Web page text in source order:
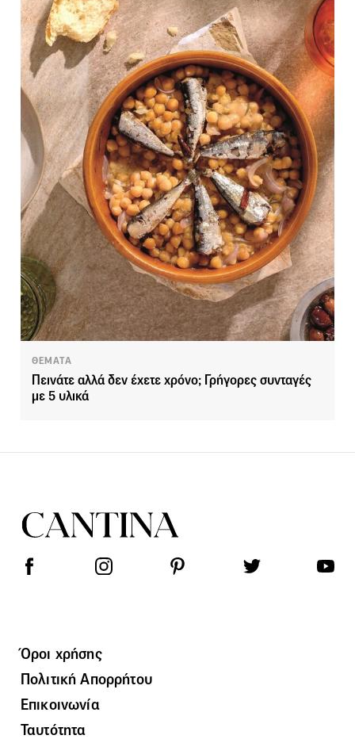
ΘΕΜΑΤΑ
Πεινάτε αλλά δεν έχετε χρόνο; Γρήγορες συνταγές
με 5 υλικά
Όροι χρήσης
Πολιτική Απορρήτου
Επικοινωνία
Ταυτότητα